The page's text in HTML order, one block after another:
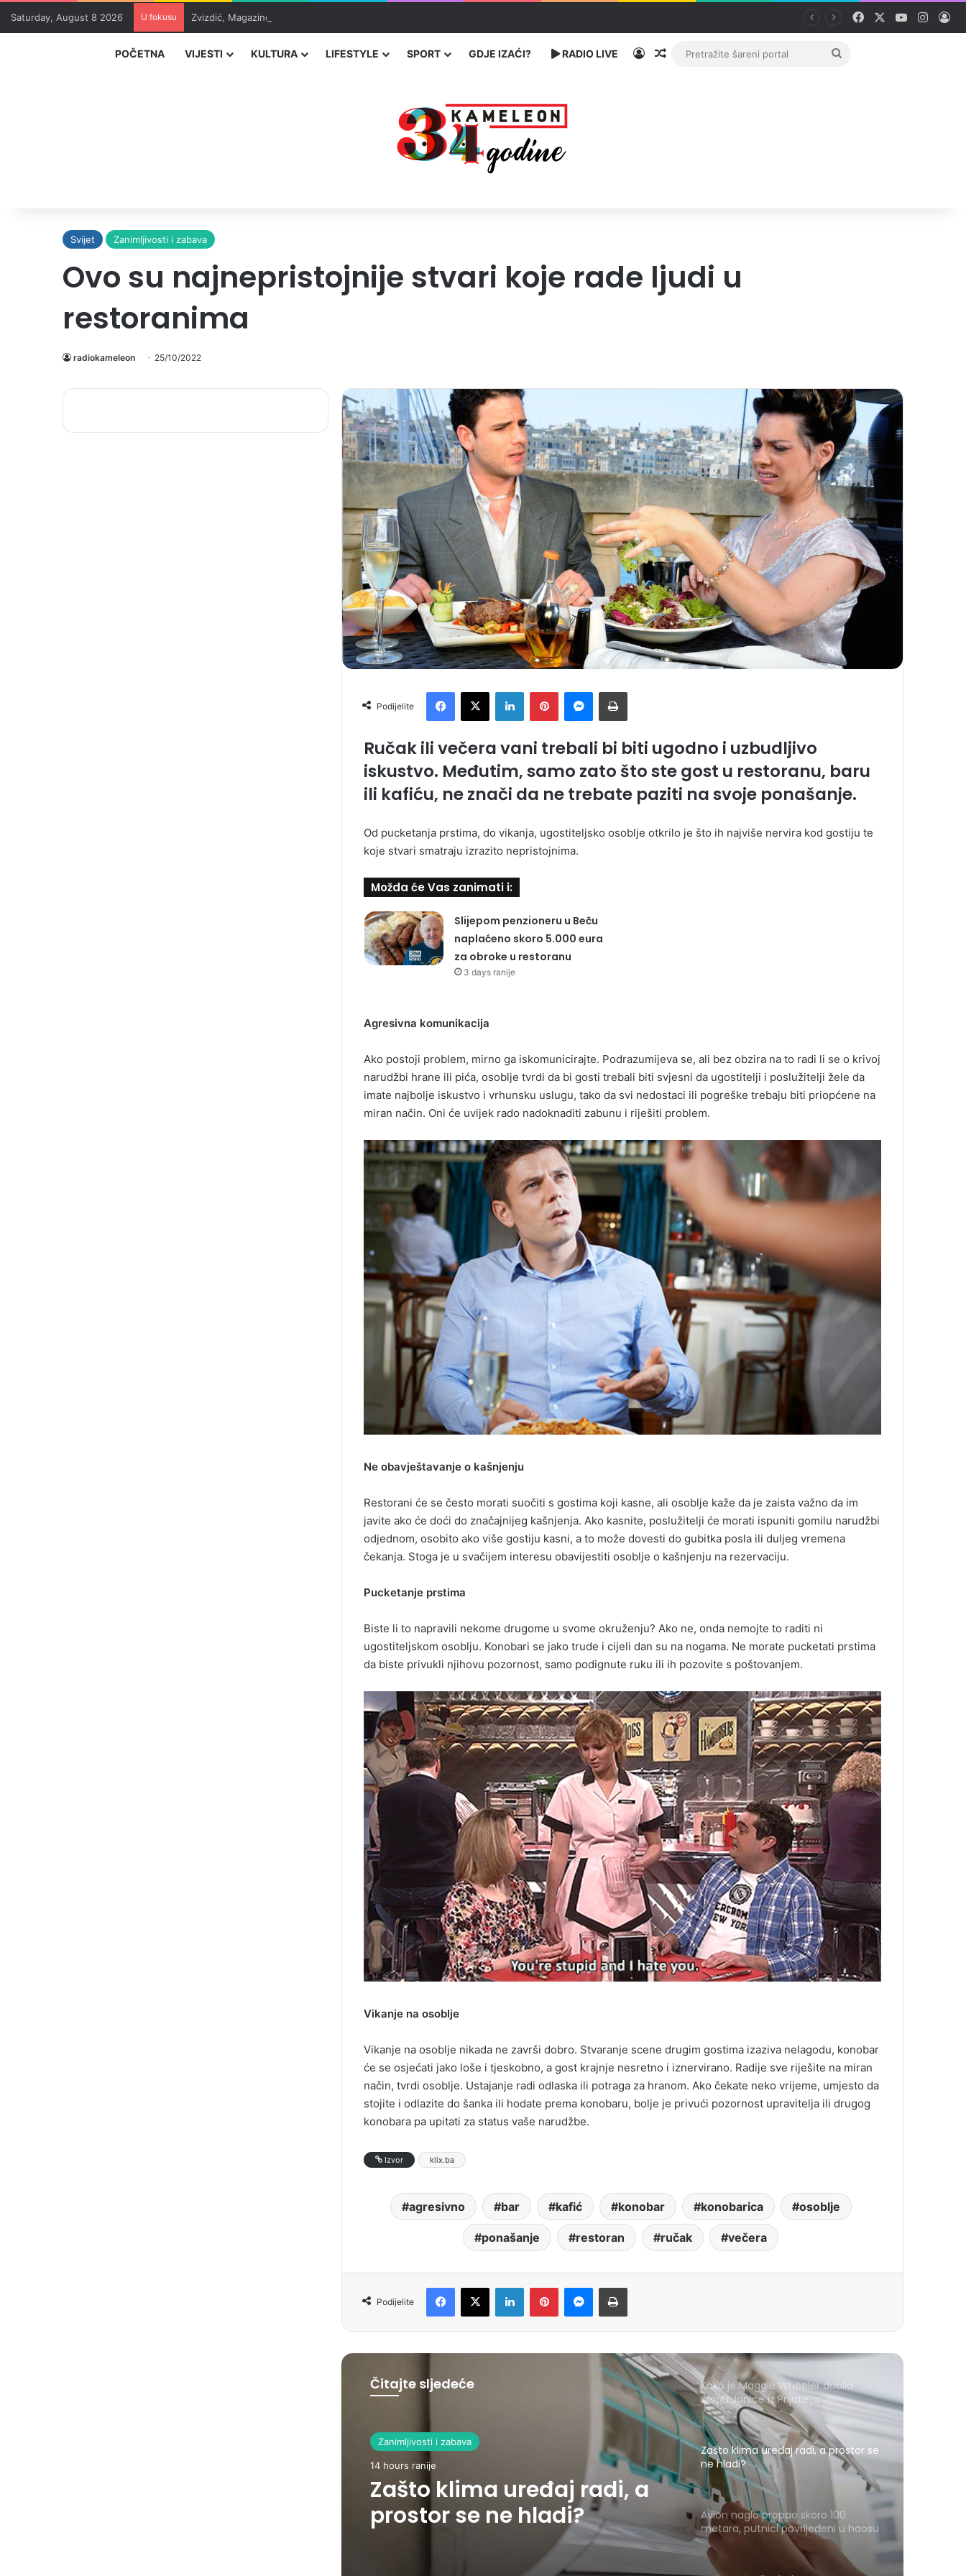
Saturday, August 8 2026 U fokusu Zvizdić, Magazinović i Kojović traže poseban status za Memorijalni centar Srebrenica Facebook YouTube
POČETNA VIJESTI KULTURA LIFESTYLE SPORT GDJE IZAĆI? RADIO LIVE PrijavaRandom članak
Pretražite
Svijet Zanimljivosti i zabava
Ovo su najnepristojnije stvari koje rade ljudi u
restoranima
radiokameleon 25/10/2022
Podijelite
Ručak ili večera vani trebali bi biti ugodno i uzbudljivo
iskustvo. Međutim, samo zato što ste gost u restoranu, baru
ili kafiću, ne znači da ne trebate paziti na svoje ponašanje.
Od pucketanja prstima, do vikanja, ugostiteljsko osoblje otkrilo je što ih najviše nervira kod gostiju te
koje stvari smatraju izrazito nepristojnima.
Možda će Vas zanimati i:
Slijepom penzioneru u Beču
naplaćeno skoro 5.000 eura
za obroke u restoranu
3 days ranije
Agresivna komunikacija
Ako postoji problem, mirno ga iskomunicirajte. Podrazumijeva se, ali bez obzira na to radi li se o krivoj
narudžbi hrane ili pića, osoblje tvrdi da bi gosti trebali biti svjesni da ugostitelji i poslužitelji žele da
imate najbolje iskustvo i vrhunsku uslugu, tako da svi nedostaci ili pogreške trebaju biti priopćene na
miran način. Oni će uvijek rado nadoknaditi zabunu i riješiti problem.
Ne obavještavanje o kašnjenju
Restorani će se često morati suočiti s gostima koji kasne, ali osoblje kaže da je zaista važno da im
javite ako će doći do značajnijeg kašnjenja. Ako kasnite, poslužitelji će morati ispuniti gomilu narudžbi
odjednom, osobito ako više gostiju kasni, a to može dovesti do gubitka posla ili duljeg vremena
čekanja. Stoga je u svačijem interesu obavijestiti osoblje o kašnjenju na rezervaciju.
Pucketanje prstima
Biste li to napravili nekome drugome u svome okruženju? Ako ne, onda nemojte to raditi ni
ugostiteljskom osoblju. Konobari se jako trude i cijeli dan su na nogama. Ne morate pucketati prstima
da biste privukli njihovu pozornost, samo podignute ruku ili ih pozovite s poštovanjem.
Vikanje na osoblje
Vikanje na osoblje nikada ne završi dobro. Stvaranje scene drugim gostima izaziva nelagodu, konobar
će se osjećati jako loše i tjeskobno, a gost krajnje nesretno i iznervirano. Radije sve riješite na miran
način, tvrdi osoblje. Ustajanje radi odlaska ili potraga za hranom. Ako čekate neko vrijeme, umjesto da
stojite i odlazite do šanka ili hodate prema konobaru, bolje je privući pozornost upravitelja ili drugog
konobara pa upitati za status vaše narudžbe.
Izvor klix.ba
agresivno bar kafić konobar konobarica osoblje
ponašanje restoran ručak večera
Podijelite
Čitajte sljedeće
Zanimljivosti i zabava
14 hours ranije
Zašto klima uređaj radi, a
prostor se ne hladi?
Kako je Maggie Wheeler dobila
ulogu Janice iz Prijatelja
Zašto klima uređaj radi, a prostor se
ne hladi?
Avion naglo propao skoro 100
metara, putnici povrijeđeni u haosu